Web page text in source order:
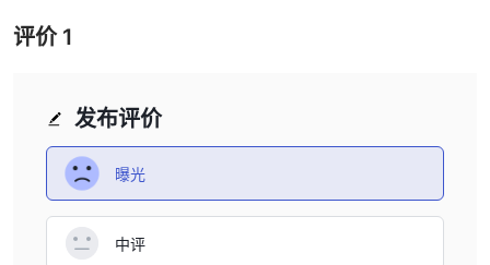
发布评价
曝光
中评
评价1